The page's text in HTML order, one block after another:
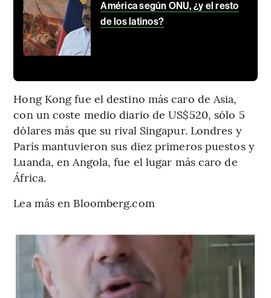
América según ONU, ¿y el resto
de los latinos?
Hong Kong fue el destino más caro de Asia,
con un coste medio diario de US$520, sólo 5
dólares más que su rival Singapur. Londres y
París mantuvieron sus diez primeros puestos y
Luanda, en Angola, fue el lugar más caro de
África.
Lea más en Bloomberg.com